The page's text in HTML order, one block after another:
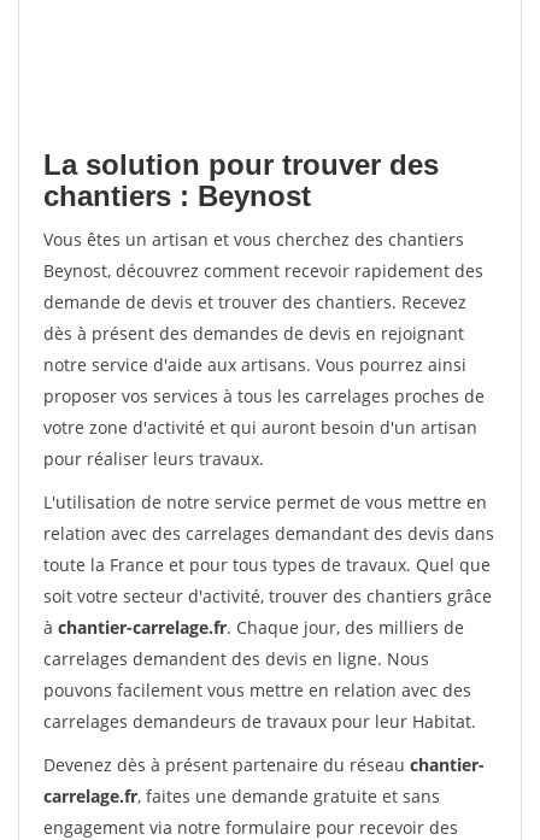
La solution pour trouver des
chantiers : Beynost
Vous êtes un artisan et vous cherchez des chantiers
Beynost, découvrez comment recevoir rapidement des
demande de devis et trouver des chantiers. Recevez
dès à présent des demandes de devis en rejoignant
notre service d'aide aux artisans. Vous pourrez ainsi
proposer vos services à tous les carrelages proches de
votre zone d'activité et qui auront besoin d'un artisan
pour réaliser leurs travaux.
L'utilisation de notre service permet de vous mettre en
relation avec des carrelages demandant des devis dans
toute la France et pour tous types de travaux. Quel que
soit votre secteur d'activité, trouver des chantiers grâce
à chantier-carrelage.fr. Chaque jour, des milliers de
carrelages demandent des devis en ligne. Nous
pouvons facilement vous mettre en relation avec des
carrelages demandeurs de travaux pour leur Habitat.
Devenez dès à présent partenaire du réseau chantier-
carrelage.fr, faites une demande gratuite et sans
engagement via notre formulaire pour recevoir des